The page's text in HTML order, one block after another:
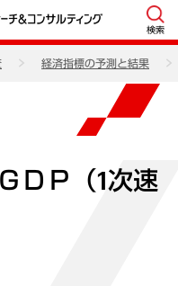
検索
経済指標の予測と結果
ＤＰ（1次速